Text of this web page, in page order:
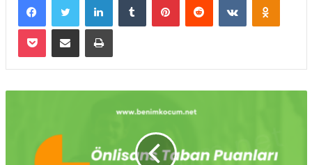
Pocket E-Posta ile paylaş Yazdır